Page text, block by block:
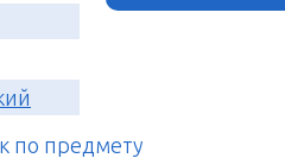
по предмету